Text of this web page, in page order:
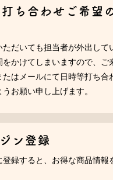
ち合わせご希望
だいても担当者が外出して
をかけてしまいますので、ご
はメールにて日時等打ち合
お願い申し上げます。
ン登録
登録すると、お得な商品情報